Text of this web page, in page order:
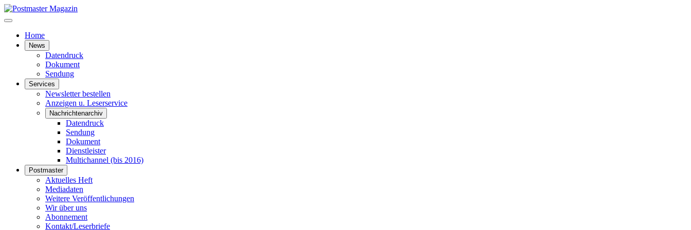
Home
News
Datendruck
Dokument
Sendung
Services
Newsletter bestellen
Anzeigen u. Leserservice
Nachrichtenarchiv
Datendruck
Sendung
Dokument
Dienstleister
Multichannel (bis 2016)
Postmaster
Aktuelles Heft
Mediadaten
Weitere Veröffentlichungen
Wir über uns
Abonnement
Kontakt/Leserbriefe